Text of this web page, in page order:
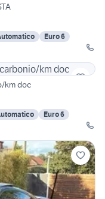
Euro 6
km doc
Euro 6